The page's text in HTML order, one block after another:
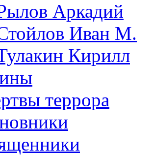
Аркадий
Иван М.
Кирилл
террора